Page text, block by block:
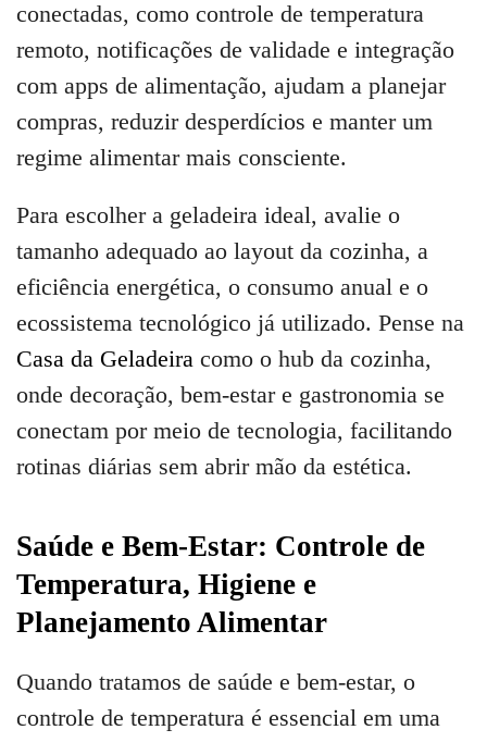
conectadas, como controle de temperatura
remoto, notificações de validade e integração
com apps de alimentação, ajudam a planejar
compras, reduzir desperdícios e manter um
regime alimentar mais consciente.
Para escolher a geladeira ideal, avalie o
tamanho adequado ao layout da cozinha, a
eficiência energética, o consumo anual e o
ecossistema tecnológico já utilizado. Pense na
Casa da Geladeira como o hub da cozinha,
onde decoração, bem-estar e gastronomia se
conectam por meio de tecnologia, facilitando
rotinas diárias sem abrir mão da estética.
Saúde e Bem-Estar: Controle de
Temperatura, Higiene e
Planejamento Alimentar
Quando tratamos de saúde e bem-estar, o
controle de temperatura é essencial em uma